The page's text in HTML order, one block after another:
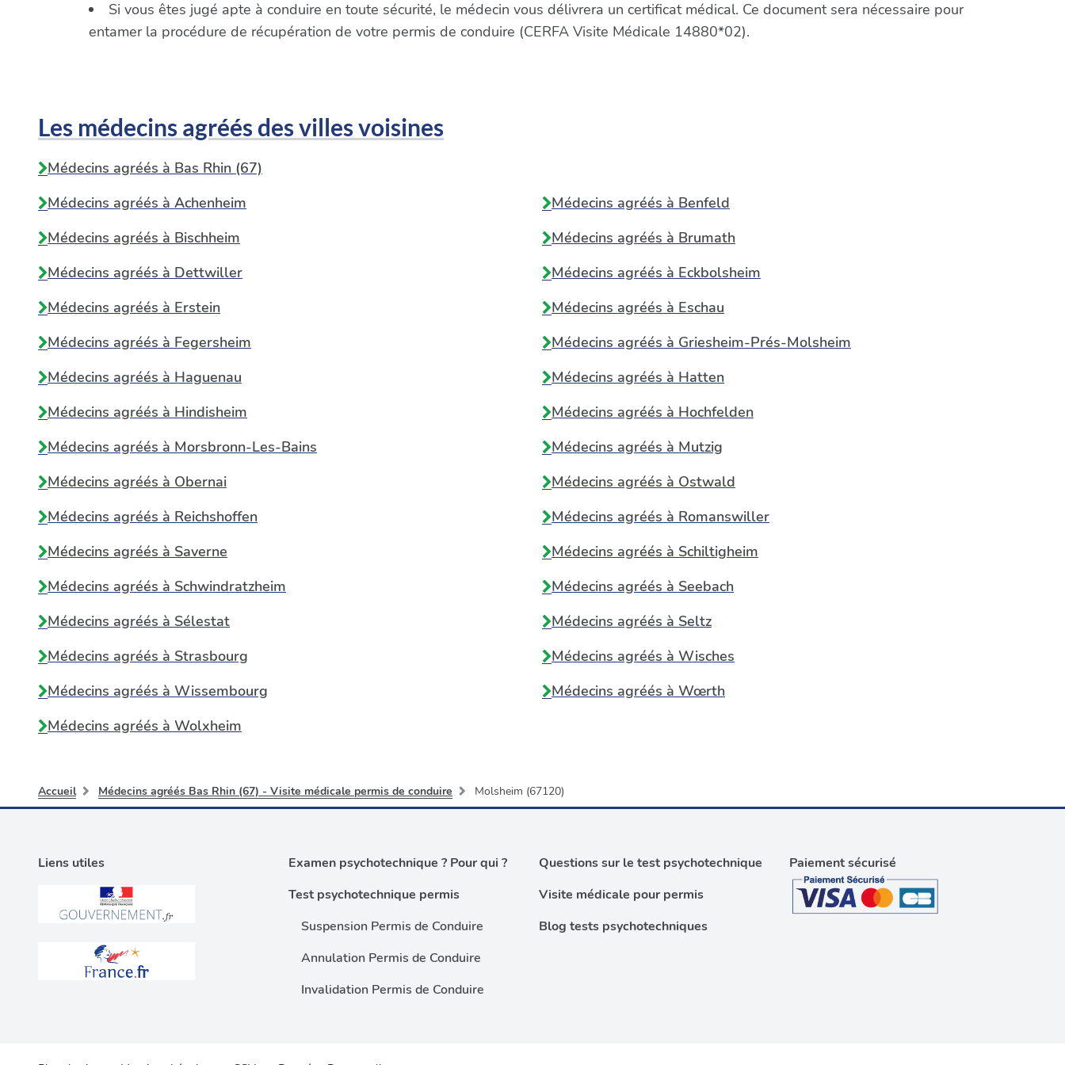
Si vous êtes jugé apte à conduire en toute sécurité, le médecin vous délivrera un certificat médical. Ce document sera nécessaire pour
entamer la procédure de récupération de votre permis de conduire (CERFA Visite Médicale 14880*02).
Les médecins agréés des villes voisines
Médecins agréés à Bas Rhin (67)
Médecins agréés à Achenheim Médecins agréés à Benfeld
Médecins agréés à Bischheim Médecins agréés à Brumath
Médecins agréés à Dettwiller Médecins agréés à Eckbolsheim
Médecins agréés à Erstein Médecins agréés à Eschau
Médecins agréés à Fegersheim Médecins agréés à Griesheim-Prés-Molsheim
Médecins agréés à Haguenau Médecins agréés à Hatten
Médecins agréés à Hindisheim Médecins agréés à Hochfelden
Médecins agréés à Morsbronn-Les-Bains Médecins agréés à Mutzig
Médecins agréés à Obernai Médecins agréés à Ostwald
Médecins agréés à Reichshoffen Médecins agréés à Romanswiller
Médecins agréés à Saverne Médecins agréés à Schiltigheim
Médecins agréés à Schwindratzheim Médecins agréés à Seebach
Médecins agréés à Sélestat Médecins agréés à Seltz
Médecins agréés à Strasbourg Médecins agréés à Wisches
Médecins agréés à Wissembourg Médecins agréés à Wœrth
Médecins agréés à Wolxheim
Accueil Médecins agréés Bas Rhin (67) - Visite médicale permis de conduire Molsheim (67120)
Liens utiles
Examen psychotechnique ? Pour qui ?
Test psychotechnique permis
Suspension Permis de Conduire
Annulation Permis de Conduire
Invalidation Permis de Conduire
Questions sur le test psychotechnique
Visite médicale pour permis
Blog tests psychotechniques
Paiement sécurisé